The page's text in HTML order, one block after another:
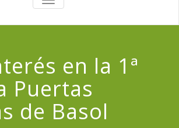
NAVIGATION
en la 1ª
Puertas
de Basol